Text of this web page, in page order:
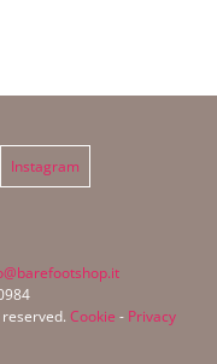
Instagram
Cookie - Privacy